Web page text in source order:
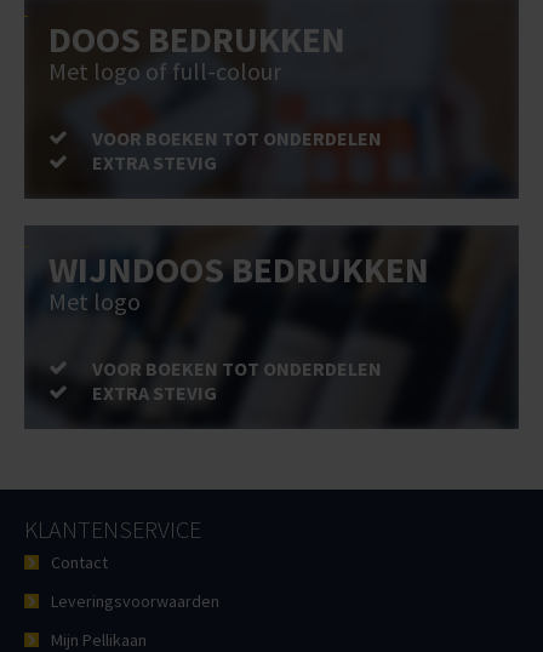
DOOS BEDRUKKEN
Met logo of full-colour
VOOR BOEKEN TOT ONDERDELEN
EXTRA STEVIG
WIJNDOOS BEDRUKKEN
Met logo
VOOR BOEKEN TOT ONDERDELEN
EXTRA STEVIG
KLANTENSERVICE
Contact
Leveringsvoorwaarden
Mijn Pellikaan